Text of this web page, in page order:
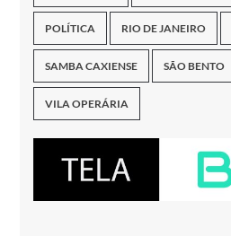
POLÍTICA RIO DE JANEIRO
SAMBA CAXIENSE SÃO BENTO
VILA OPERÁRIA